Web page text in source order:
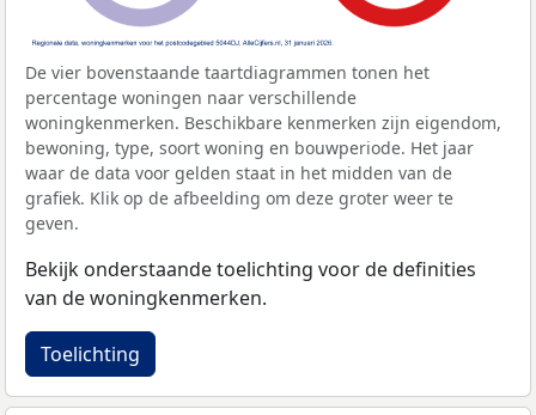
De vier bovenstaande taartdiagrammen tonen het
percentage woningen naar verschillende
woningkenmerken. Beschikbare kenmerken zijn eigendom,
bewoning, type, soort woning en bouwperiode. Het jaar
waar de data voor gelden staat in het midden van de
grafiek. Klik op de afbeelding om deze groter weer te
geven.
Bekijk onderstaande toelichting voor de definities
van de woningkenmerken.
Toelichting